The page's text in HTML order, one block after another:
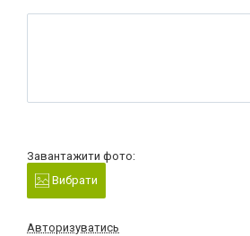
Завантажити фото:
Вибрати
Авторизуватись